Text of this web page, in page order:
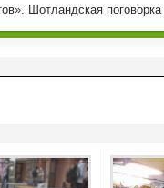
Шотландская поговорка